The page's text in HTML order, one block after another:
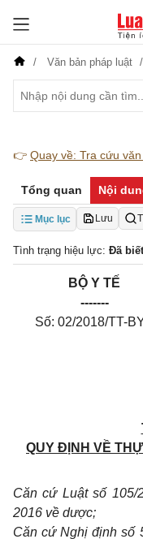
Văn bản pháp luật
👉 Quay về: Tra cứu
Tổng quan Nội
Mục lục Lưu
Tình trạng hiệu lực: Đã biết
BỘ Y TẾ
-------
Số: 02/2018/TT-
QUY ĐỊNH VỀ
Căn cứ Luật số 105/
2016 về dược;
Căn cứNghị định số